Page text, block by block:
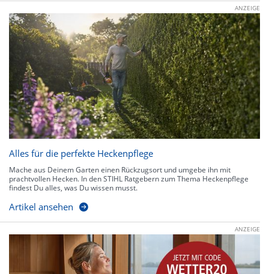
ANZEIGE
Alles für die perfekte Heckenpflege
Mache aus Deinem Garten einen Rückzugsort und umgebe ihn mit
prachtvollen Hecken. In den STIHL Ratgebern zum Thema Heckenpflege
findest Du alles, was Du wissen musst.
Artikel ansehen
ANZEIGE